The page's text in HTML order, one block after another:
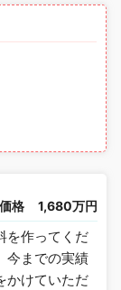
格 1,680万円
を作ってくだ
今までの実績
かけていただ